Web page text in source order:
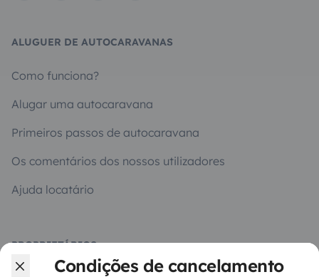
Condições de cancelamento
ALUGUER DE AUTOCARAVANAS
Como funciona?
Alugar uma autocaravana
Primeiros passos de autocaravana
Os comentários dos nossos utilizadores
Ajuda locatário
PROPRIETÁRIOS